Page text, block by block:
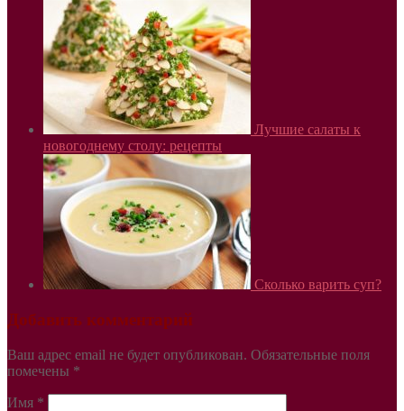
Лучшие салаты к
новогоднему столу: рецепты
Сколько варить суп?
Добавить комментарий
Ваш адрес email не будет опубликован. Обязательные поля
помечены *
Имя *